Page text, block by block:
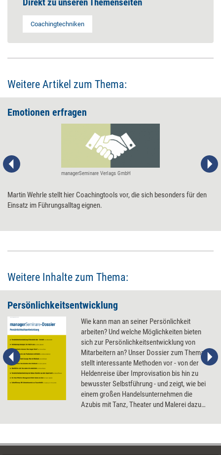
Coachingtechniken
Weitere Artikel zum Thema:
Emotionen erfragen
managerSeminare Verlags GmbH
Martin Wehrle stellt hier Coachingtools vor, die sich besonders für den
Einsatz im Führungsalltag eignen.
Weitere Inhalte zum Thema:
Persönlichkeitsentwicklung
Wie kann man an seiner Persönlichkeit
arbeiten? Und welche Möglichkeiten bieten
sich zur Persönlichkeitsentwicklung von
Mitarbeitern an? Unser Dossier zum Thema
stellt interessante Methoden vor - von der
Heldenreise über Improvisation bis hin zu
bewusster Selbstführung - und zeigt, wie bei
einem großen Handelsunternehmen die
Azubis mit Tanz, Theater und Malerei dazu